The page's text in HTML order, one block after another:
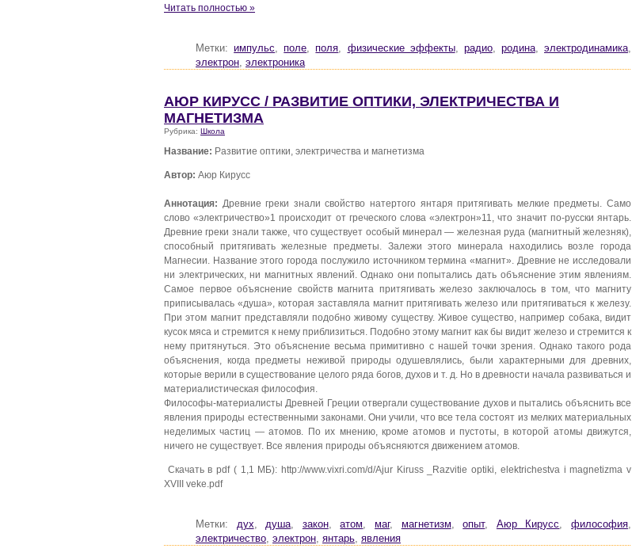
Читать полностью »
Метки:импульс ,поле ,поля физические эффекты, радио, родина, электродинамика
электрон электроника
АЮР КИРУСС / РАЗВИТИЕ ОПТИКИ, ЭЛЕКТРИЧЕСТВА И
МАГНЕТИЗМА
Рубрика: Школа
Название: Развитие оптики, электричества и магнетизма
Автор: Аюр Кирусс
Аннотация: Древние греки знали свойство натертого янтаря притягивать мелкие предметы. Само
слово «электричество»1 происходит от греческого слова «электрон»11, что значит по-русски янтарь.
Древние греки знали также, что существует особый минерал — железная руда (магнитный железняк),
способный притягивать железные предметы. Залежи этого минерала находились возле города
Магнесии. Название этого города послужило источником термина «магнит». Древние не исследовали
ни электрических, ни магнитных явлений. Однако они попытались дать объяснение этим явлениям.
Самое первое объяснение свойств магнита притягивать железо заключалось в том, что магниту
приписывалась «душа», которая заставляла магнит притягивать железо или притягиваться к железу.
При этом магнит представляли подобно живому существу. Живое существо, например собака, видит
кусок мяса и стремится к нему приблизиться. Подобно этому магнит как бы видит железо и стремится к
нему притянуться. Это объяснение весьма примитивно с нашей точки зрения. Однако такого рода
объяснения, когда предметы неживой природы одушевлялись, были характерными для древних,
которые верили в существование целого ряда богов, духов и т. д. Но в древности начала развиваться и
материалистическая философия.
Философы-материалисты Древней Греции отвергали существование духов и пытались объяснить все
явления природы естественными законами. Они учили, что все тела состоят из мелких материальных
неделимых частиц — атомов. По их мнению, кроме атомов и пустоты, в которой атомы движутся,
ничего не существует. Все явления природы объясняются движением атомов.
Скачать в pdf ( 1,1 МБ): http://www.vixri.com/d/Ajur Kiruss _Razvitie optiki, elektrichestva i magnetizma v
XVIII veke.pdf
Метки: дух душа закон,атом ,маг, магнетизм ,опыт, Аюр Кирусс ,философия
электричество электрон янтарь явления